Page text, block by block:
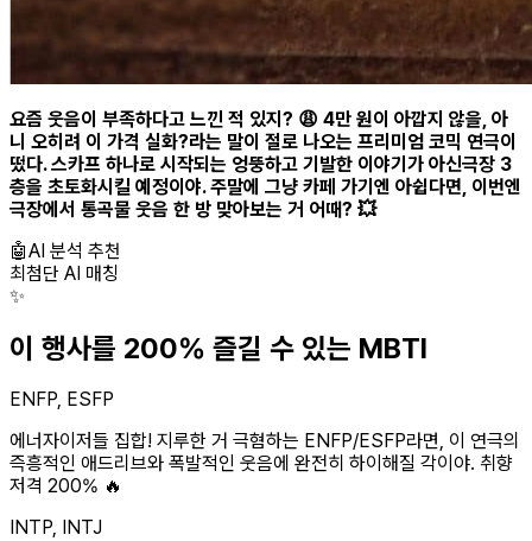
요즘 웃음이 부족하다고 느낀 적 있지? 😩 4만 원이 아깝지 않을, 아
니 오히려 이 가격 실화?라는 말이 절로 나오는 프리미엄 코믹 연극이
떴다. 스카프 하나로 시작되는 엉뚱하고 기발한 이야기가 아신극장 3
층을 초토화시킬 예정이야. 주말에 그냥 카페 가기엔 아쉽다면, 이번엔
극장에서 통곡물 웃음 한 방 맞아보는 거 어때? 💥
🤖AI 분석 추천
최첨단 AI 매칭
✨
이 행사를 200% 즐길 수 있는 MBTI
ENFP, ESFP
에너자이저들 집합! 지루한 거 극혐하는 ENFP/ESFP라면, 이 연극의
즉흥적인 애드리브와 폭발적인 웃음에 완전히 하이해질 각이야. 취향
저격 200% 🔥
INTP, INTJ